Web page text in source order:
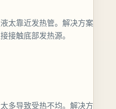
太靠近发热管。解决方案
接触底部发热源。
多导致受热不均。解决方